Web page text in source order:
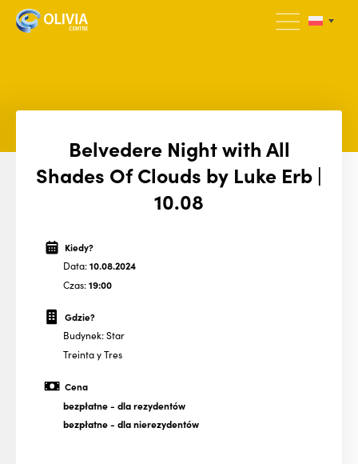
Belvedere Night with All
Shades Of Clouds by Luke Erb |
10.08
Kiedy?
Data:10.08.2024
Czas:19:00
Gdzie?
Budynek: Star
Treinta y Tres
Cena
bezpłatne- dla rezydentów
bezpłatne- dla nierezydentów